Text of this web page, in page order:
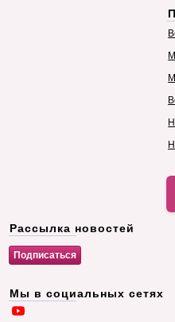
Рассылка новостей
Мы в социальных сетях